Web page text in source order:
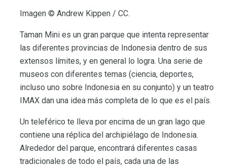
Imagen © Andrew Kippen / CC.
Taman Mini es un gran parque que intenta representar
las diferentes provincias de Indonesia dentro de sus
extensos límites, y en general lo logra. Una serie de
museos con diferentes temas (ciencia, deportes,
incluso uno sobre Indonesia en su conjunto) y un teatro
IMAX dan una idea más completa de lo que es el país.
Un teleférico te lleva por encima de un gran lago que
contiene una réplica del archipiélago de Indonesia.
Alrededor del parque, encontrará diferentes casas
tradicionales de todo el país, cada una de las